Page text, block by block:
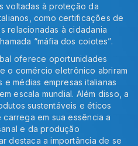
voltadas à proteção da
como certificações de
relacionadas à cidadania
“máfia dos coiotes”.
oferece oportunidades
o comércio eletrônico abriram
médias empresas italianas
escala mundial. Além disso, a
sustentáveis e éticos
em sua essência a
e da produção
destaca a importância de se